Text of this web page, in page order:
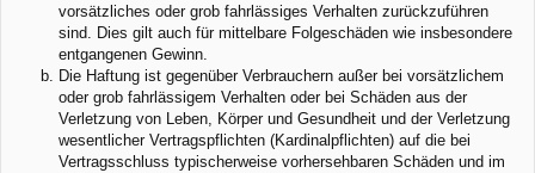
vorsätzliches oder grob fahrlässiges Verhalten zurückzuführen
sind. Dies gilt auch für mittelbare Folgeschäden wie insbesondere
entgangenen Gewinn.
Die Haftung ist gegenüber Verbrauchern außer bei vorsätzlichem
oder grob fahrlässigem Verhalten oder bei Schäden aus der
Verletzung von Leben, Körper und Gesundheit und der Verletzung
wesentlicher Vertragspflichten (Kardinalpflichten) auf die bei
Vertragsschluss typischerweise vorhersehbaren Schäden und im